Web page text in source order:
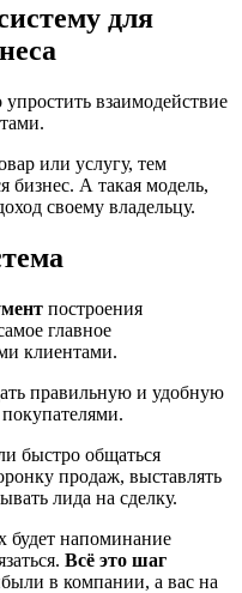
для
взаимодействие
или услугу, тем
бизнес. А такая модель,
своему владельцу.
построения
главное
клиентами.
правильную и удобную
быстро общаться
продаж, выставлять
лида на сделку.
напоминание
Всё это шаг
в компании, а вас на